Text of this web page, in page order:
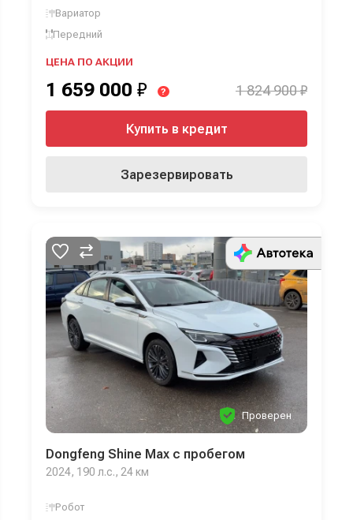
Вариатор
Передний
ЦЕНА ПО АКЦИИ
1 659 000 ₽ ? 1 824 900 ₽
Купить в кредит
Зарезервировать
Проверен
Dongfeng Shine Max с пробегом
2024, 190 л.с., 24 км
Робот